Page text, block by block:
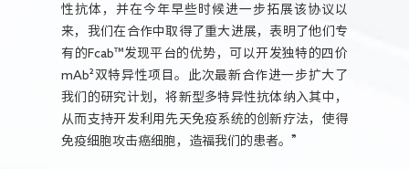
性抗体，并在今年早些时候进一步拓展该协议以
来，我们在合作中取得了重大进展，表明了他们专
有的Fcab™发现平台的优势，可以开发独特的四价
mAb²双特异性项目。此次最新合作进一步扩大了
我们的研究计划，将新型多特异性抗体纳入其中，
从而支持开发利用先天免疫系统的创新疗法，使得
免疫细胞攻击癌细胞，造福我们的患者。”